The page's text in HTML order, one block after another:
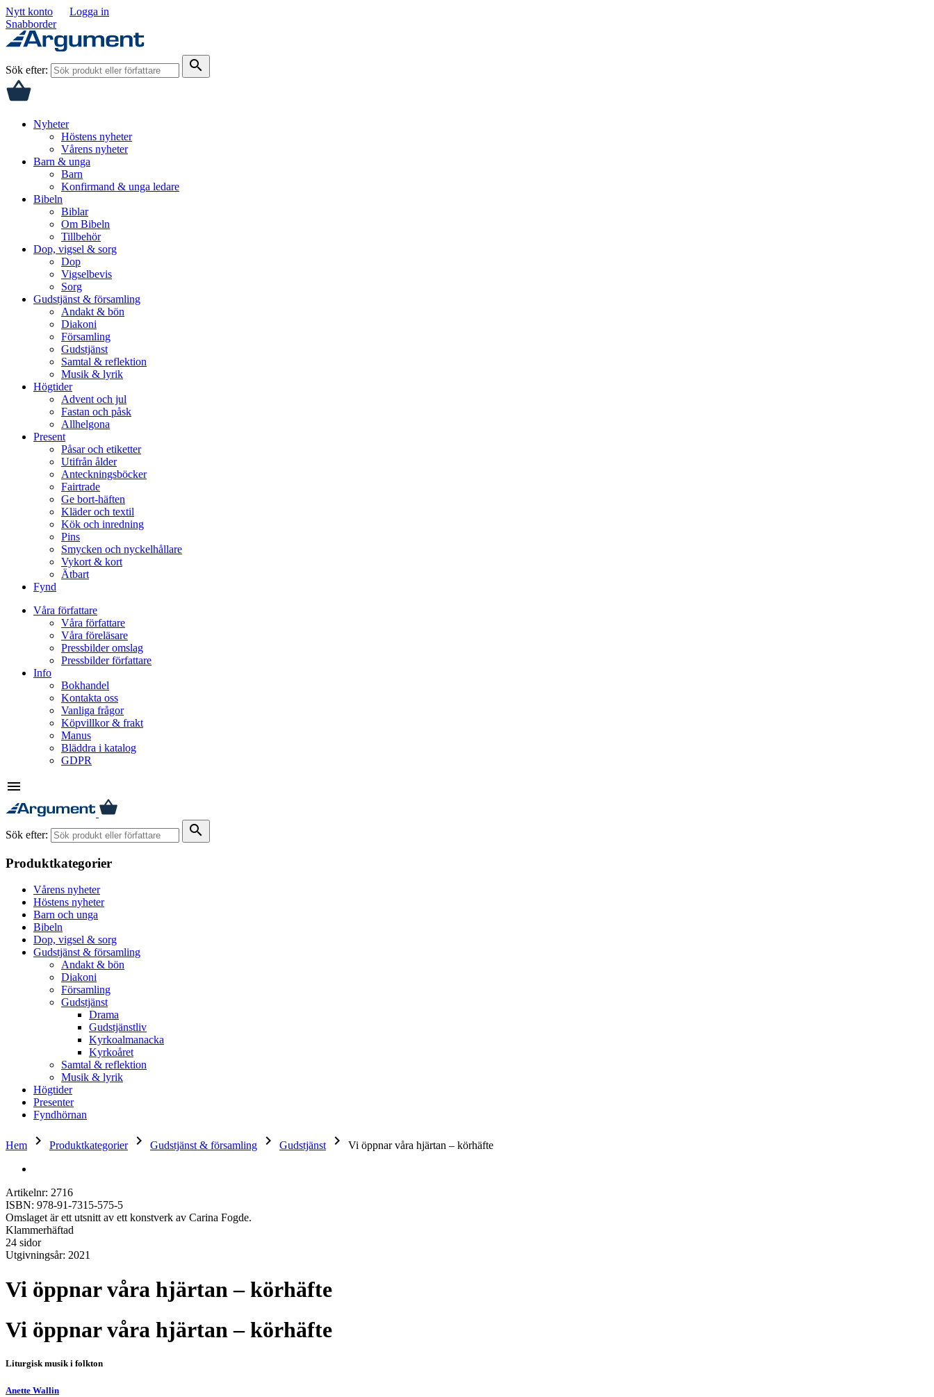
Nytt konto
Logga in
Snabborder
Sök efter: search
Nyheter
Höstens nyheter
Vårens nyheter
Barn & unga
Barn
Konfirmand & unga ledare
Bibeln
Biblar
Om Bibeln
Tillbehör
Dop, vigsel & sorg
Dop
Vigselbevis
Sorg
Gudstjänst & församling
Andakt & bön
Diakoni
Församling
Gudstjänst
Samtal & reflektion
Musik & lyrik
Högtider
Advent och jul
Fastan och påsk
Allhelgona
Present
Påsar och etiketter
Utifrån ålder
Anteckningsböcker
Fairtrade
Ge bort-häften
Kläder och textil
Kök och inredning
Pins
Smycken och nyckelhållare
Vykort & kort
Ätbart
Fynd
Våra författare
Våra författare
Våra föreläsare
Pressbilder omslag
Pressbilder författare
Info
Bokhandel
Kontakta oss
Vanliga frågor
Köpvillkor & frakt
Manus
Bläddra i katalog
GDPR
menu
Sök efter: search
Produktkategorier
Vårens nyheter
Höstens nyheter
Barn och unga
Bibeln
Dop, vigsel & sorg
Gudstjänst & församling
Andakt & bön
Diakoni
Församling
Gudstjänst
Drama
Gudstjänstliv
Kyrkoalmanacka
Kyrkoåret
Samtal & reflektion
Musik & lyrik
Högtider
Presenter
Fyndhörnan
Hem keyboard_arrow_right Produktkategorier keyboard_arrow_right Gudstjänst & församling keyboard_arrow_right Gudstjänst keyboard_arrow_right Vi öppnar våra hjärtan – körhäfte
Artikelnr: 2716
ISBN: 978-91-7315-575-5
Omslaget är ett utsnitt av ett konstverk av Carina Fogde.
Klammerhäftad
24 sidor
Utgivningsår: 2021
Vi öppnar våra hjärtan – körhäfte
Vi öppnar våra hjärtan – körhäfte
Liturgisk musik i folkton
Anette Wallin